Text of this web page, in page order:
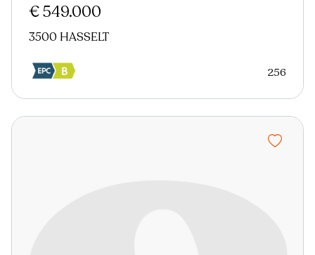
€ 549.000
3500 HASSELT
256